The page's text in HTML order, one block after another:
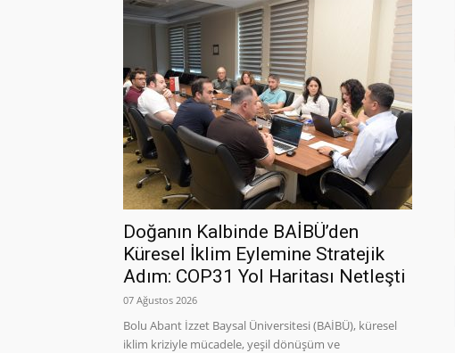
Doğanın Kalbinde BAİBÜ’den
Küresel İklim Eylemine Stratejik
Adım: COP31 Yol Haritası Netleşti
07 Ağustos 2026
Bolu Abant İzzet Baysal Üniversitesi (BAİBÜ), küresel
iklim kriziyle mücadele, yeşil dönüşüm ve